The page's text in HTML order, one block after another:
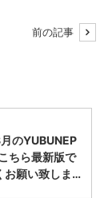
前の記事
のYUBUNEP
ちら最新版で
お願い致しま…